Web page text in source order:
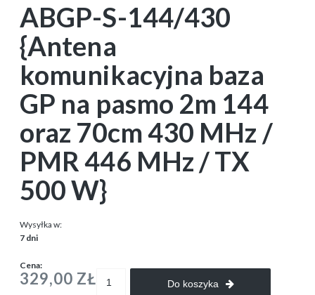
ABGP-S-144/430
{Antena
komunikacyjna baza
GP na pasmo 2m 144
oraz 70cm 430 MHz /
PMR 446 MHz / TX
500 W}
Wysyłka w:
7 dni
Cena:
329,00 ZŁ Do koszyka